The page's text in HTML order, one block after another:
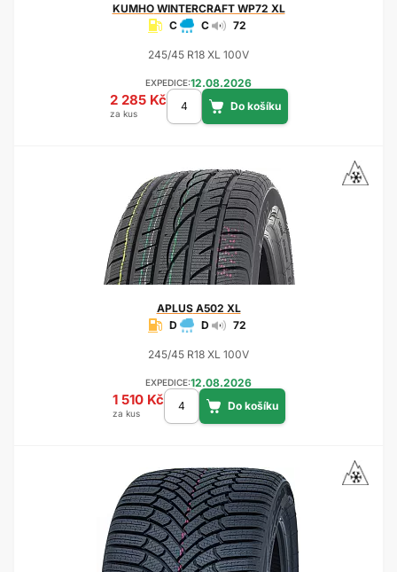
KUMHOWINTERCRAFT WP72 XL
C
C 72
245/45 R18 XL 100V
EXPEDICE:12.08.2026
2 285 Kč
za kus
APLUSA502 XL
D
D 72
245/45 R18 XL 100V
EXPEDICE:12.08.2026
1 510 Kč
za kus